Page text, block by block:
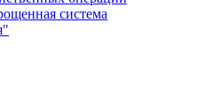
система